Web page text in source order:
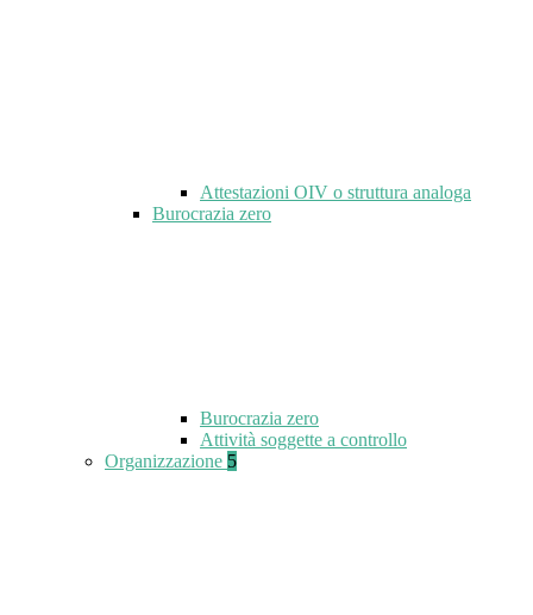
Attestazioni OIV o struttura analoga
Burocrazia zero
Burocrazia zero
Attività soggette a controllo
Organizzazione 5